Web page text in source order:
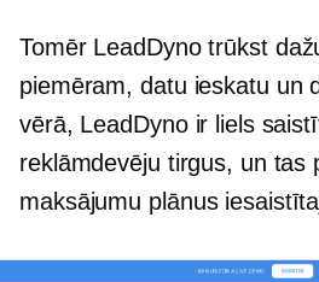
Tomēr LeadDyno trūkst
piemēram, datu ieskatu un
vērā, LeadDyno ir liels
reklāmdevēju tirgus, un tas
maksājumu plānus